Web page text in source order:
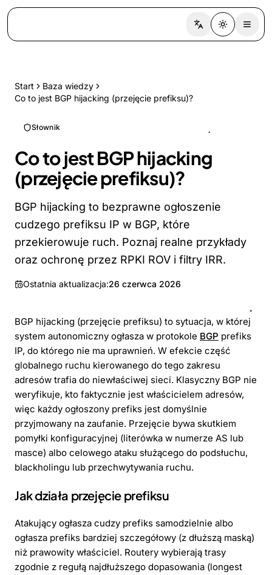
Switch language
Toggle
Start
Baza wiedzy
Co to jest BGP hijacking (przejęcie prefiksu)?
Słownik
Co to jest BGP hijacking
(przejęcie prefiksu)?
BGP hijacking to bezprawne ogłoszenie
cudzego prefiksu IP w BGP, które
przekierowuje ruch. Poznaj realne przykłady
oraz ochronę przez RPKI ROV i filtry IRR.
Ostatnia aktualizacja:26 czerwca 2026
BGP hijacking (przejęcie prefiksu) to sytuacja, w której
system autonomiczny ogłasza w protokole BGP prefiks
IP, do którego nie ma uprawnień. W efekcie część
globalnego ruchu kierowanego do tego zakresu
adresów trafia do niewłaściwej sieci. Klasyczny BGP nie
weryfikuje, kto faktycznie jest właścicielem adresów,
więc każdy ogłoszony prefiks jest domyślnie
przyjmowany na zaufanie. Przejęcie bywa skutkiem
pomyłki konfiguracyjnej (literówka w numerze AS lub
masce) albo celowego ataku służącego do podsłuchu,
blackholingu lub przechwytywania ruchu.
Jak działa przejęcie prefiksu
Atakujący ogłasza cudzy prefiks samodzielnie albo
ogłasza prefiks bardziej szczegółowy (z dłuższą maską)
niż prawowity właściciel. Routery wybierają trasy
zgodnie z regułą najdłuższego dopasowania (longest